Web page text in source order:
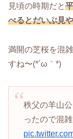
見頃の時期だと
べるとだいぶ見
満開の芝桜を混
すね〜(*´ω｀*)
秩父の羊山
ったので混